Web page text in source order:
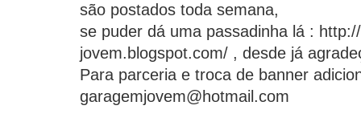
são postados toda semana,
se puder dá uma passadinha lá :
jovem.blogspot.com/ , desde já
Para parceria e troca de banner
garagemjovem@hotmail.com